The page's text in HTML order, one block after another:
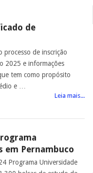
de
processo de inscrição
2025 e informações
tem como propósito
e …
Leia mais...
em Pernambuco
Programa Universidade